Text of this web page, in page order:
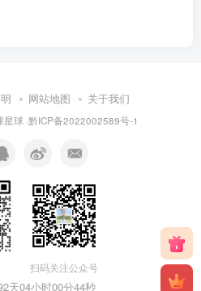
网站地图 关于我们
球 ·黔ICP备2022002589号-1
扫码关注公众号
天04小时00分44秒